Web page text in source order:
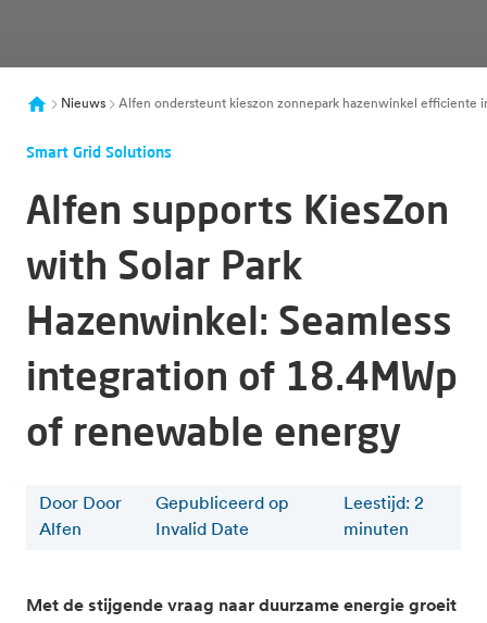
Nieuws Alfen ondersteunt kieszon zonnepark hazenwinkel efficiente
Smart Grid Solutions
Alfen supports KiesZon
with Solar Park
Hazenwinkel: Seamless
integration of 18.4MWp
of renewable energy
Door Door
Alfen
Gepubliceerd op
Invalid Date
Leestijd: 2
minuten
Met de stijgende vraag naar duurzame energie groeit